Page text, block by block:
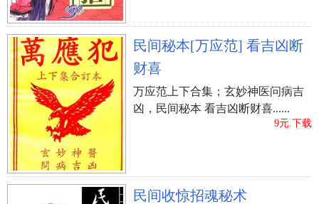
民间秘本[万应范] 看吉凶断
财喜
万应范上下合集；玄妙神医问病吉
凶，民间秘本 看吉凶断财喜......
9元.下载
民间收惊招魂秘术